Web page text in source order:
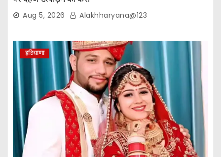
Aug 5, 2026 Alakhharyana@123
हरियाणा